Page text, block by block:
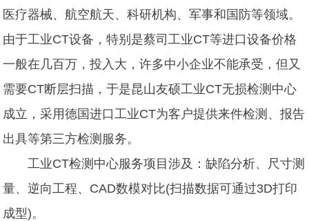
医疗器械、航空航天、科研机构、军事和国防等领域。
由于工业CT设备，特别是蔡司工业CT等进口设备价格
一般在几百万，投入大，许多中小企业不能承受，但又
需要CT断层扫描，于是昆山友硕工业CT无损检测中心
成立，采用德国进口工业CT为客户提供来件检测、报告
出具等第三方检测服务。
工业CT检测中心服务项目涉及：缺陷分析、尺寸测
量、逆向工程、CAD数模对比(扫描数据可通过3D打印
成型)。